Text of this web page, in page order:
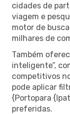
cidades de
viagem e
motor de
milhares de
Também
inteligente”,
competitivos
pode aplicar
{Portopara
preferidas.